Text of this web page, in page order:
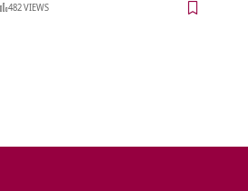
482 VIEWS